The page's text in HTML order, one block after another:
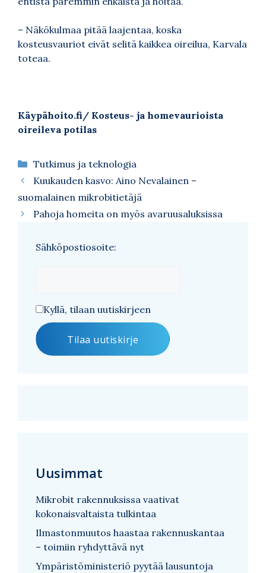
– Näkökulmaa pitää laajentaa, koska
kosteusvauriot eivät selitä kaikkea oireilua, Karvala
toteaa.
Käypähoito.fi/ Kosteus- ja homevaurioista
oireileva potilas
Kategoriat
Tutkimus ja teknologia
Kuukauden kasvo: Aino Nevalainen –
suomalainen mikrobitietäjä
Pahoja homeita on myös avaruusaluksissa
Sähköpostiosoite:
Kyllä, tilaan uutiskirjeen
Uusimmat
Mikrobit rakennuksissa vaativat
kokonaisvaltaista tulkintaa
Ilmastonmuutos haastaa rakennuskantaa
– toimiin ryhdyttävä nyt
Ympäristöministeriö pyytää lausuntoja